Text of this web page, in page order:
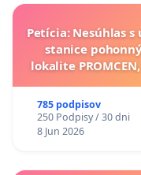
Petícia: Nesúhlas
stanice
lokalite
785 podpisov
250 Podpisy / 30 dni
8 Jun 2026